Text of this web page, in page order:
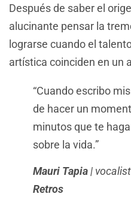
Después de saber el
alucinante pensar la
lograrse cuando el
artística coinciden en un
“Cuando escribo
de hacer un
minutos que te
sobre la vida.”
Mauri Tapia|
Retros